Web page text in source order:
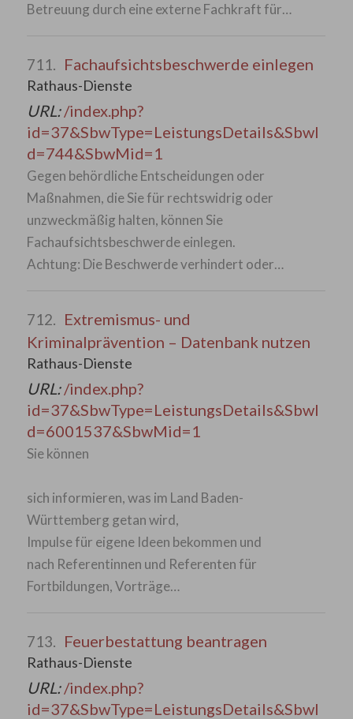
Betreuung durch eine externe Fachkraft für…
711. Fachaufsichtsbeschwerde einlegen
Rathaus-Dienste
URL:/index.php?
id=37&SbwType=LeistungsDetails&SbwI
d=744&SbwMid=1
Gegen behördliche Entscheidungen oder
Maßnahmen, die Sie für rechtswidrig oder
unzweckmäßig halten, können Sie
Fachaufsichtsbeschwerde einlegen.
Achtung: Die Beschwerde verhindert oder…
712. Extremismus- und
Kriminalprävention – Datenbank nutzen
Rathaus-Dienste
URL:/index.php?
id=37&SbwType=LeistungsDetails&SbwI
d=6001537&SbwMid=1
Sie können
sich informieren, was im Land Baden-
Württemberg getan wird,
Impulse für eigene Ideen bekommen und
nach Referentinnen und Referenten für
Fortbildungen, Vorträge…
713. Feuerbestattung beantragen
Rathaus-Dienste
URL:/index.php?
id=37&SbwType=LeistungsDetails&SbwI